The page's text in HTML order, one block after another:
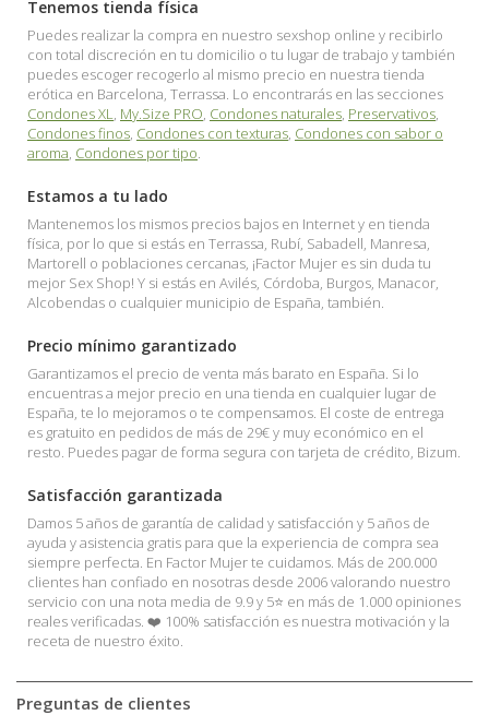
Tenemos tienda física
Puedes realizar la compra en nuestro sexshop online y recibirlo
con total discreción en tu domicilio o tu lugar de trabajo y también
puedes escoger recogerlo al mismo precio en nuestra tienda
erótica en Barcelona, Terrassa. Lo encontrarás en las secciones
Condones XL, My.Size PRO, Condones naturales, Preservativos,
Condones finos, Condones con texturas, Condones con sabor o
aroma, Condones por tipo.
Estamos a tu lado
Mantenemos los mismos precios bajos en Internet y en tienda
física, por lo que si estás en Terrassa, Rubí, Sabadell, Manresa,
Martorell o poblaciones cercanas, ¡Factor Mujer es sin duda tu
mejor Sex Shop! Y si estás en Avilés, Córdoba, Burgos, Manacor,
Alcobendas o cualquier municipio de España, también.
Precio mínimo garantizado
Garantizamos el precio de venta más barato en España. Si lo
encuentras a mejor precio en una tienda en cualquier lugar de
España, te lo mejoramos o te compensamos. El coste de entrega
es gratuito en pedidos de más de 29€ y muy económico en el
resto. Puedes pagar de forma segura con tarjeta de crédito, Bizum.
Satisfacción garantizada
Damos 5 años de garantía de calidad y satisfacción y 5 años de
ayuda y asistencia gratis para que la experiencia de compra sea
siempre perfecta. En Factor Mujer te cuidamos. Más de 200.000
clientes han confiado en nosotras desde 2006 valorando nuestro
servicio con una nota media de 9.9 y 5⭐ en más de 1.000 opiniones
reales verificadas. ❤️ 100% satisfacción es nuestra motivación y la
receta de nuestro éxito.
Preguntas de clientes